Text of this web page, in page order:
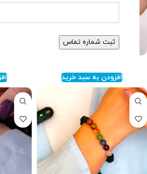
افزودن به سبد خرید